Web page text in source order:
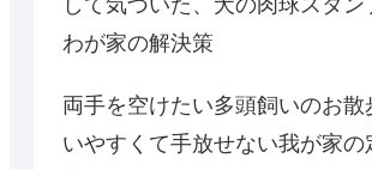
わが家の解決策
両手を空けたい多頭飼いのお散
いやすくて手放せない我が家の